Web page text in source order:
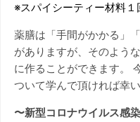
※スパイシーティー材料
薬膳は「手間がかかる」
がありますが、そのよう
に作ることができます。
ついて学んで頂ければ幸い
〜新型コロナウイルス感